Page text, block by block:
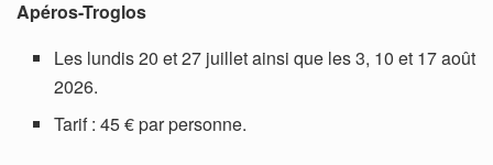
Apéros-Troglos
Les lundis 20 et 27 juillet ainsi que les 3, 10 et 17 août
2026.
Tarif : 45 € par personne.